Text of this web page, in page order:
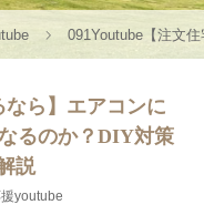
091Youtube【注文
なら】エアコンに
るのか？DIY対策
説
youtube